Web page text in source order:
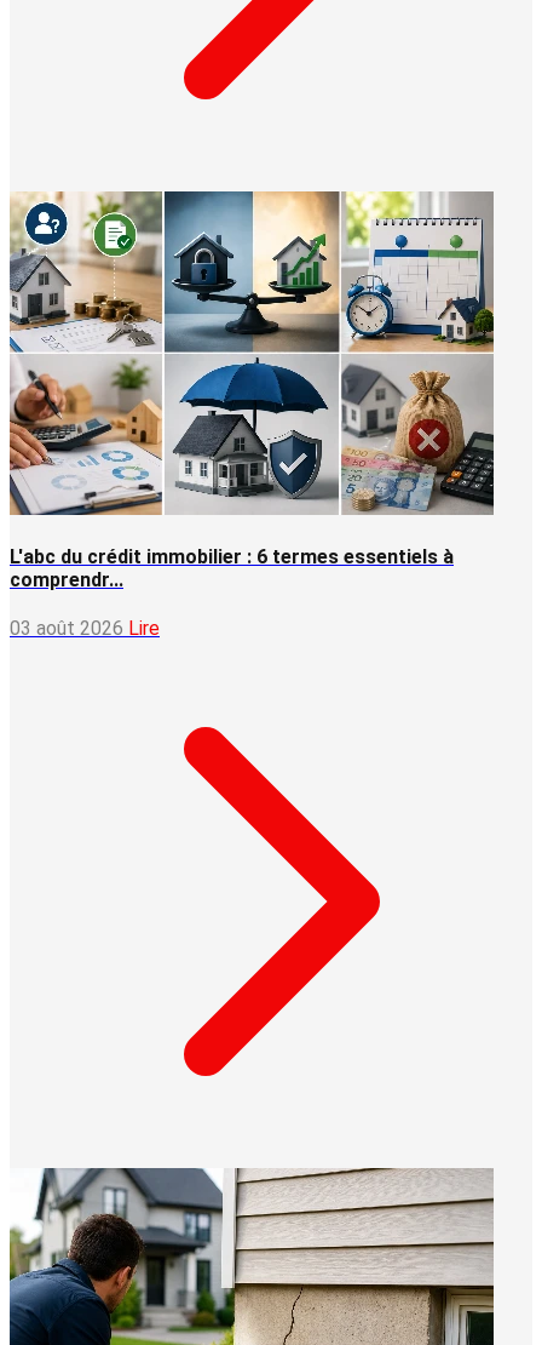
L'abc du crédit immobilier : 6 termes essentiels à
comprendr...
03 août 2026 Lire